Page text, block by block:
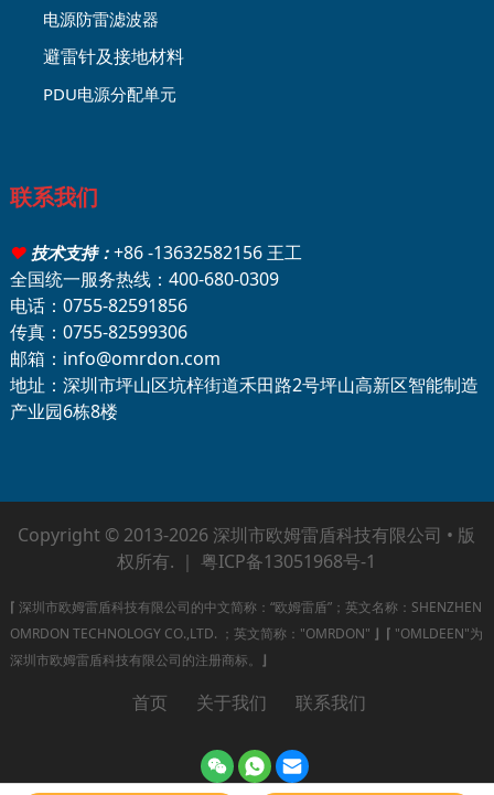
电源防雷滤波器
避雷针及接地材料
PDU电源分配单元
联系我们
♥技术支持： +86 -13632582156 王工
全国统一服务热线：400-680-0309
电话：0755-82591856
传真：0755-82599306
邮箱：info@omrdon.com
地址：深圳市坪山区坑梓街道禾田路2号坪山高新区智能制造
产业园6栋8楼
Copyright © 2013-2026 深圳市欧姆雷盾科技有限公司 • 版
权所有. ｜粤ICP备13051968号-1
⌈ 深圳市欧姆雷盾科技有限公司的中文简称：“欧姆雷盾”；英文名称：SHENZHEN
OMRDON TECHNOLOGY CO.,LTD. ；英文简称："OMRDON" ⌋ ⌈ "OMLDEEN"为
深圳市欧姆雷盾科技有限公司的注册商标。 ⌋
首页 关于我们 联系我们